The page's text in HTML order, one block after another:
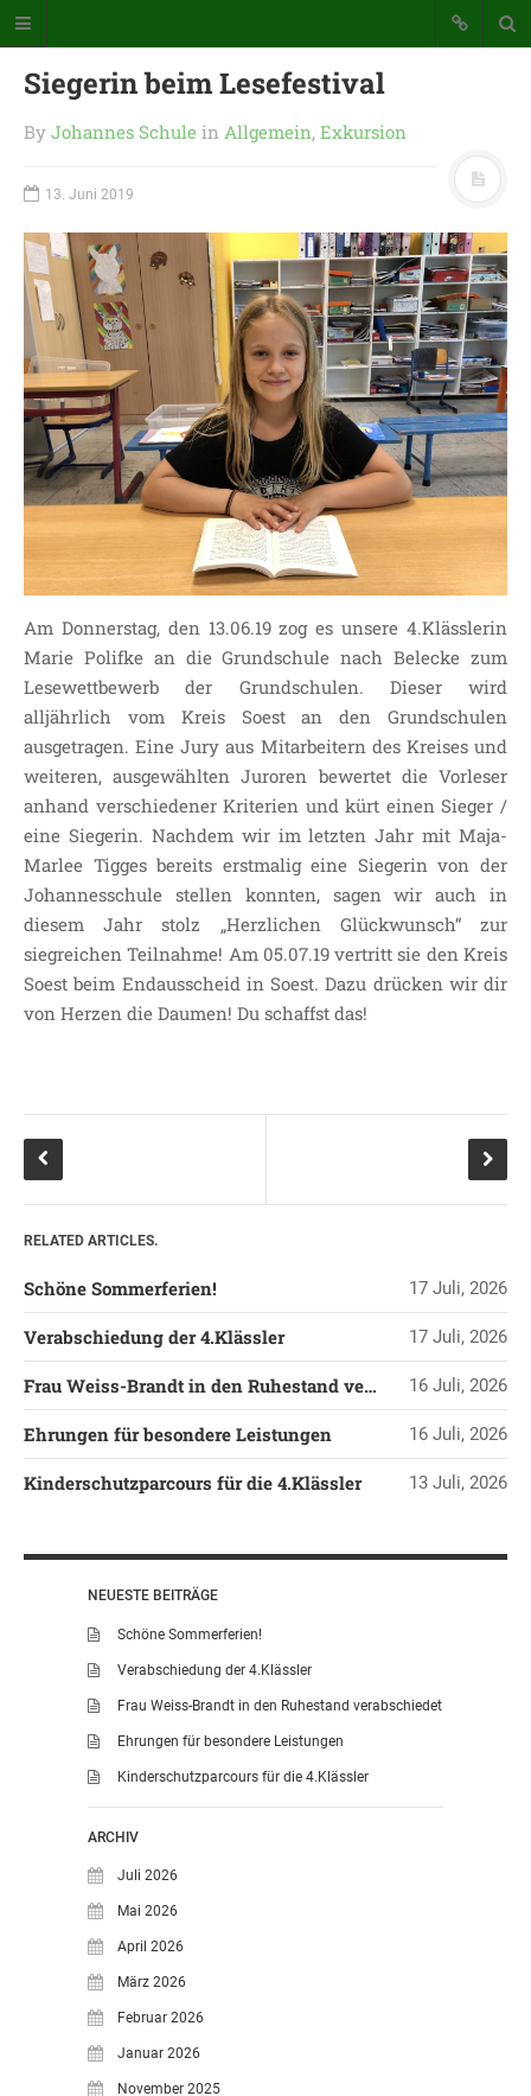
Katholische Grundschule der
Stadt Warstein
Bunte Schule mit Takt und Schwung
STARTSEITE
WICHTIGES AUS UNSERER
SCHULE
UNSER SCHULTAG
ELTERNBETEILIGUNG-
UND MITWIRKUNG
DAS TEAM DER
JOHANNESSCHULE
KOLLEGIUM
OGGS
SCHULSOZIALARBEIT
KLASSEN
KLASSE 1 ESSER
KLASSE 2 MÖLLMANN
KLASSE 3A LANGENEKE
SCHULPROGRAMM
OGGS DOWNLOADS
FÖRDERVEREIN
KOOPERATIONEN
LINKS
Siegerin beim Lesefestival
By Johannes Schule in Allgemein, Exkursion
13. Juni 2019
Am Donnerstag, den 13.06.19 zog es unsere 4.Klässlerin
Marie Polifke an die Grundschule nach Belecke zum
Lesewettbewerb der Grundschulen. Dieser wird
alljährlich vom Kreis Soest an den Grundschulen
ausgetragen. Eine Jury aus Mitarbeitern des Kreises und
weiteren, ausgewählten Juroren bewertet die Vorleser
anhand verschiedener Kriterien und kürt einen Sieger /
eine Siegerin. Nachdem wir im letzten Jahr mit Maja-
Marlee Tigges bereits erstmalig eine Siegerin von der
Johannesschule stellen konnten, sagen wir auch in
diesem Jahr stolz „Herzlichen Glückwunsch“ zur
siegreichen Teilnahme! Am 05.07.19 vertritt sie den Kreis
Soest beim Endausscheid in Soest. Dazu drücken wir dir
von Herzen die Daumen! Du schaffst das!
RELATED ARTICLES.
Schöne Sommerferien! 17 Juli, 2026
Verabschiedung der 4.Klässler 17 Juli, 2026
Frau Weiss-Brandt in den Ruhestand verabschiedet 16 Juli, 2026
Ehrungen für besondere Leistungen 16 Juli, 2026
Kinderschutzparcours für die 4.Klässler 13 Juli, 2026
NEUESTE BEITRÄGE
Schöne Sommerferien!
Verabschiedung der 4.Klässler
Frau Weiss-Brandt in den Ruhestand verabschiedet
Ehrungen für besondere Leistungen
Kinderschutzparcours für die 4.Klässler
ARCHIV
Juli 2026
Mai 2026
April 2026
März 2026
Februar 2026
Januar 2026
November 2025